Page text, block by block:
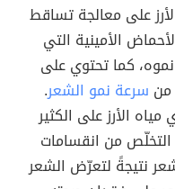
على معالجة تساقط
الأمينية التي
كما تحتوي على
سرعة نمو الشعر.
الأرز على الكثير
التخلّص من انقسامات
نتيجةً لتعرّض الشعر